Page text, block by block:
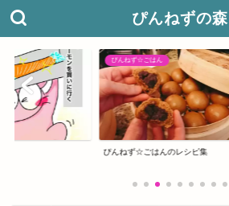
ぴんねずの森
ぴんねず☆ごはん
ぴんねず☆ごはんのレシピ集